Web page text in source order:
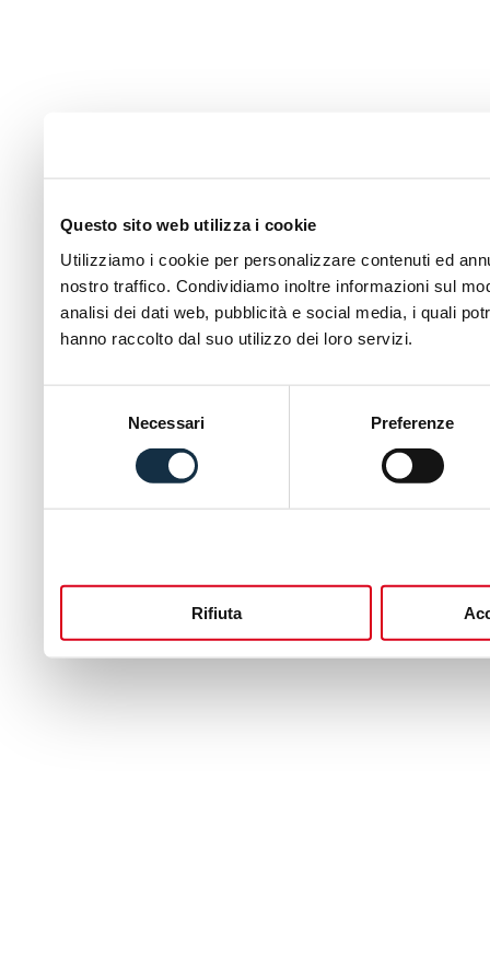
Questo sito web utilizza i cookie
Utilizziamo i cookie per personalizzare contenuti ed
nostro traffico. Condividiamo inoltre informazioni sul
analisi dei dati web, pubblicità e social media, i quali
hanno raccolto dal suo utilizzo dei loro servizi.
Necessari Preferenze
Rifiuta